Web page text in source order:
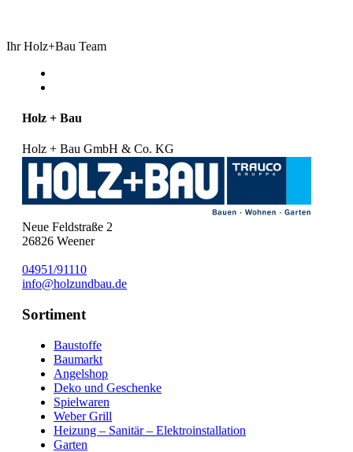
Ihr Holz+Bau Team
Holz + Bau
Holz + Bau GmbH & Co. KG
Neue Feldstraße 2
26826 Weener
04951/91110
info@holzundbau.de
Sortiment
Baustoffe
Baumarkt
Angelshop
Deko und Geschenke
Spielwaren
Weber Grill
Heizung – Sanitär – Elektroinstallation
Garten